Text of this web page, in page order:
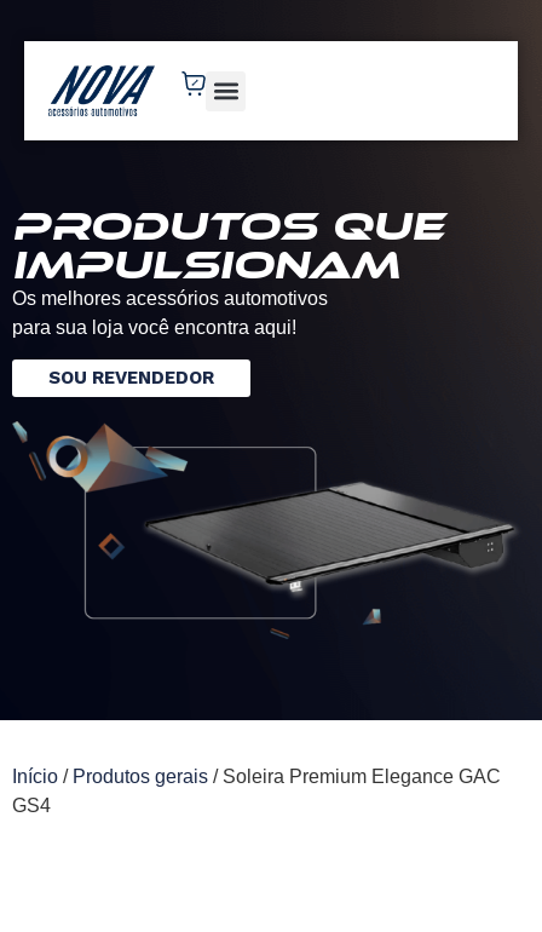
Produtos que
impulsionam
Os melhores acessórios automotivos
para sua loja você encontra aqui!
SOU REVENDEDOR
Início / Produtos gerais / Soleira Premium Elegance GAC
GS4